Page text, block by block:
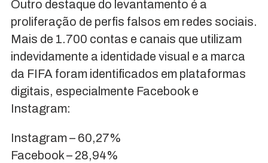
Outro destaque do levantamento é a
proliferação de perfis falsos em redes sociais.
Mais de 1.700 contas e canais que utilizam
indevidamente a identidade visual e a marca
da FIFA foram identificados em plataformas
digitais, especialmente Facebook e
Instagram:
Instagram – 60,27%
Facebook – 28,94%